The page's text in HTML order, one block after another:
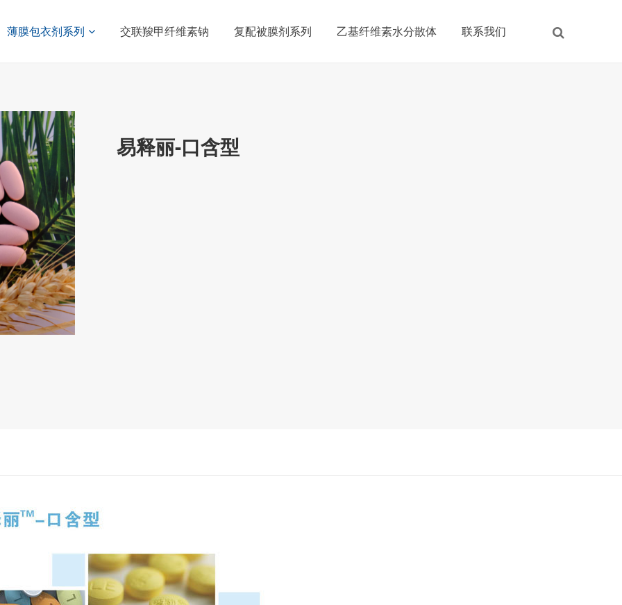
薄膜包衣剂系列 交联羧甲纤维素钠 复配被膜剂系列 乙基纤维素水分散体 联系我们
易释丽-口含型